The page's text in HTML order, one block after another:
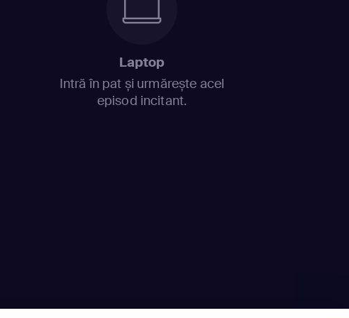
Laptop
Intră în pat și urmărește acel
episod incitant.